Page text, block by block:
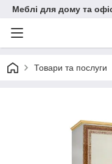
Меблі для дому та
Товари та послуги